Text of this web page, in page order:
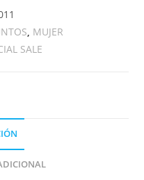
, MUJER
SALE